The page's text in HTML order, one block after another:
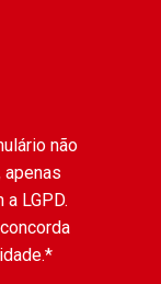
não
a LGPD.